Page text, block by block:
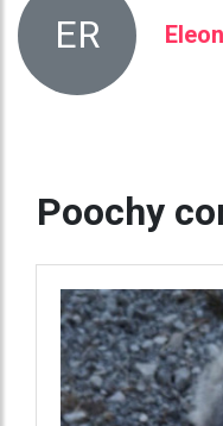
ER
Poochy